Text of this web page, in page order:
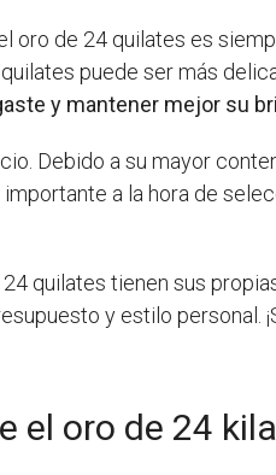
oro de 24 quilates es
quilates puede ser más
y mantener mejor su
Debido a su mayor
a la hora de
quilates tienen sus
y estilo personal.
el oro de 24